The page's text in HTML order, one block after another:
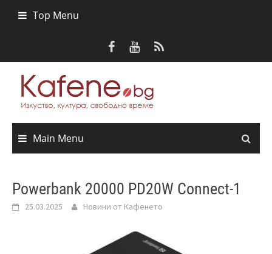
Top Menu
Main Menu
Powerbank 20000 PD20W Connect-1
25.03.2025 Новини от Кафенето